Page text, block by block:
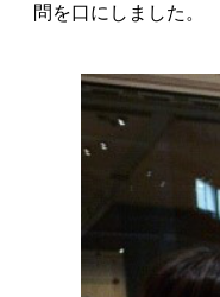
問を口にしました。